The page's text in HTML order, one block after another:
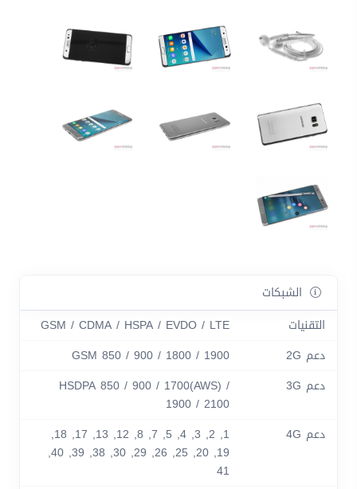
الشبكات
التقنيات
GSM / CDMA / HSPA / EVDO / LTE
دعم 2G
GSM 850 / 900 / 1800 / 1900
دعم 3G
HSDPA 850 / 900 / 1700(AWS) /
1900 / 2100
دعم 4G
1, 2, 3, 4, 5, 7, 8, 12, 13, 17, 18,
19, 20, 25, 26, 29, 30, 38, 39, 40,
41